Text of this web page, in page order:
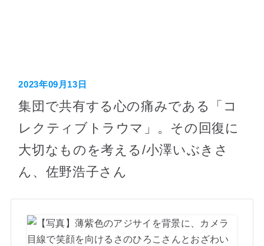
2023年09月13日
集団で共有する心の痛みである「コ
レクティブトラウマ」。その回復に
大切なものを考える/小澤いぶきさ
ん、佐野浩子さん